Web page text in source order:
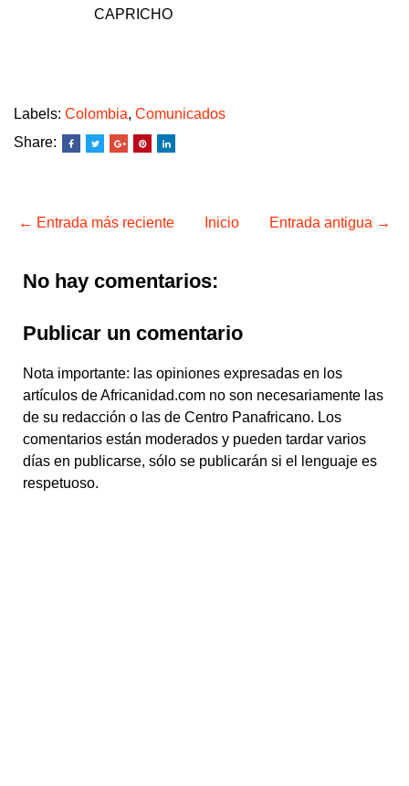
CAPRICHO
Labels: Colombia, Comunicados
Share:
← Entrada más reciente Entrada antigua →
Inicio
No hay comentarios:
Publicar un comentario
Nota importante: las opiniones expresadas en los
artículos de Africanidad.com no son necesariamente las
de su redacción o las de Centro Panafricano. Los
comentarios están moderados y pueden tardar varios
días en publicarse, sólo se publicarán si el lenguaje es
respetuoso.